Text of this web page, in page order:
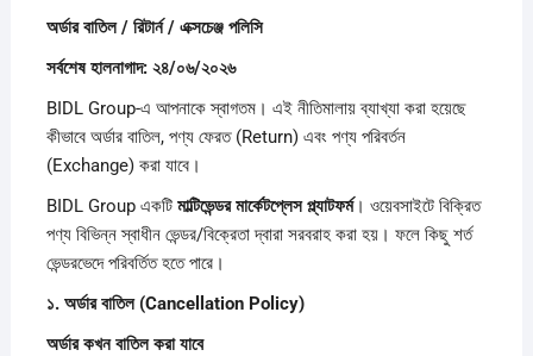
অর্ডারবাতিল / রিটার্ন / এক্সচেঞ্জ পলিসি
সর্বশেষহালনাগাদ: ২৪/০৬/২০২৬
BIDL Group-এ আপনাকে স্বাগতম। এই নীতিমালায় ব্যাখ্যা করা হয়েছে
কীভাবে অর্ডার বাতিল, পণ্য ফেরত (Return) এবং পণ্য পরিবর্তন
(Exchange) করা যাবে।
BIDL Group একটি মাল্টিভেন্ডরমার্কেটপ্লেসপ্ল্যাটফর্ম। ওয়েবসাইটে বিক্রিত
পণ্য বিভিন্ন স্বাধীন ভেন্ডর/বিক্রেতা দ্বারা সরবরাহ করা হয়। ফলে কিছু শর্ত
ভেন্ডরভেদে পরিবর্তিত হতে পারে।
১. অর্ডারবাতিল (Cancellation Policy)
অর্ডারকখনবাতিলকরাযাবে